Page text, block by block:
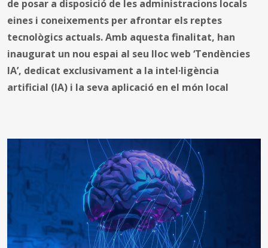
de posar a disposició de les administracions locals
eines i coneixements per afrontar els reptes
tecnològics actuals. Amb aquesta finalitat, han
inaugurat un nou espai al seu lloc web ‘Tendències
IA’, dedicat exclusivament a la intel·ligència
artificial (IA) i la seva aplicació en el món local